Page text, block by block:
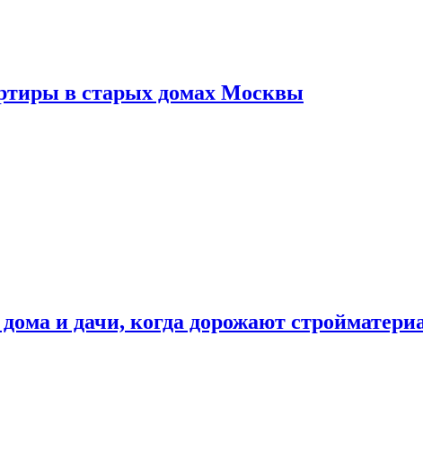
в старых домах Москвы
и дачи, когда дорожают